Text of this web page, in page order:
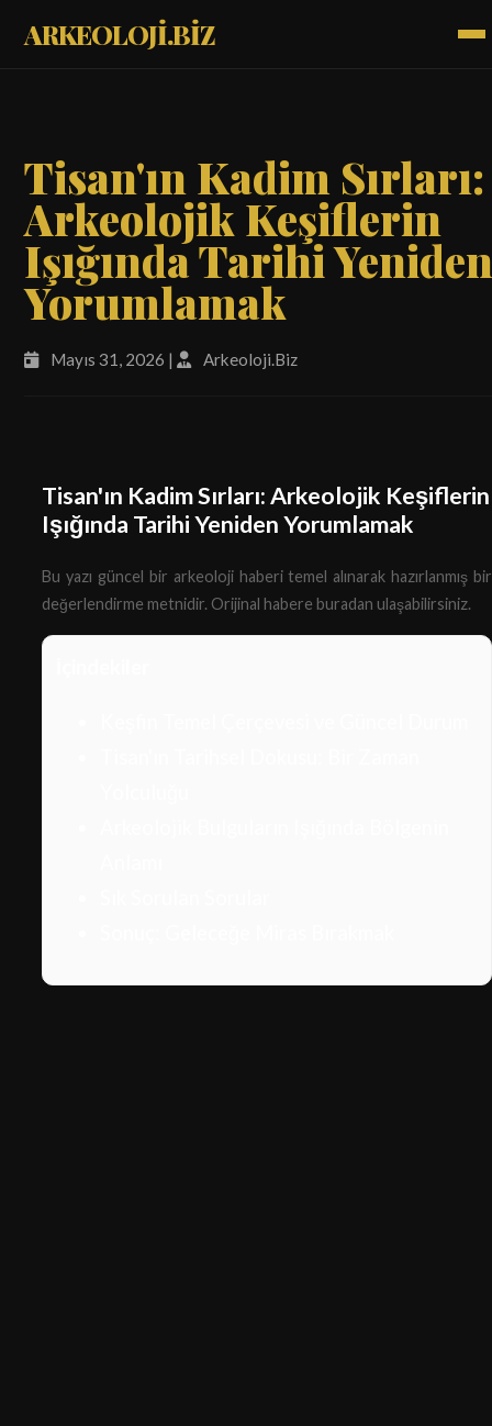
ARKEOLOJİ.BİZ
Tisan'ın Kadim Sırları:
Arkeolojik Keşiflerin
Işığında Tarihi
Yorumlamak
Mayıs 31, 2026 | Arkeoloji.Biz
Tisan'ın Kadim Sırları: Arkeolojik Keşiflerin
Işığında Tarihi Yeniden Yorumlamak
Bu yazı güncel bir arkeoloji haberi temel alınarak hazırlanmış bir
değerlendirme metnidir. Orijinal habere buradan ulaşabilirsiniz.